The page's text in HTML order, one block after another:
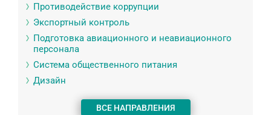
Противодействие коррупции
Экспортный контроль
Подготовка авиационного и неавиационного
персонала
Система общественного питания
Дизайн
ВСЕ НАПРАВЛЕНИЯ